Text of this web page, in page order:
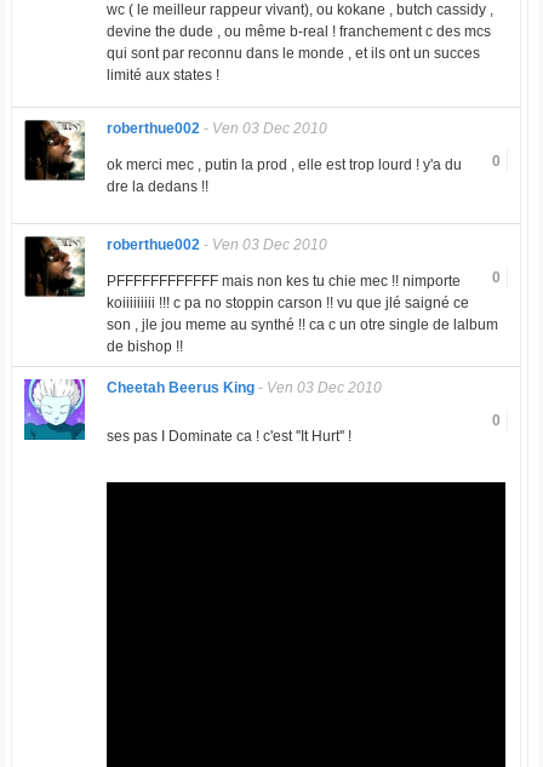
wc ( le meilleur rappeur vivant), ou kokane , butch cassidy ,
devine the dude , ou même b-real ! franchement c des mcs
qui sont par reconnu dans le monde , et ils ont un succes
limité aux states !
roberthue002- Ven 03 Dec 2010
0
ok merci mec , putin la prod , elle est trop lourd ! y'a du
dre la dedans !!
roberthue002- Ven 03 Dec 2010
0
PFFFFFFFFFFFF mais non kes tu chie mec !! nimporte
koiiiiiiiii !!! c pa no stoppin carson !! vu que jlé saigné ce
son , jle jou meme au synthé !! ca c un otre single de lalbum
de bishop !!
Cheetah Beerus King- Ven 03 Dec 2010
0
ses pas I Dominate ca ! c'est ''It Hurt'' !